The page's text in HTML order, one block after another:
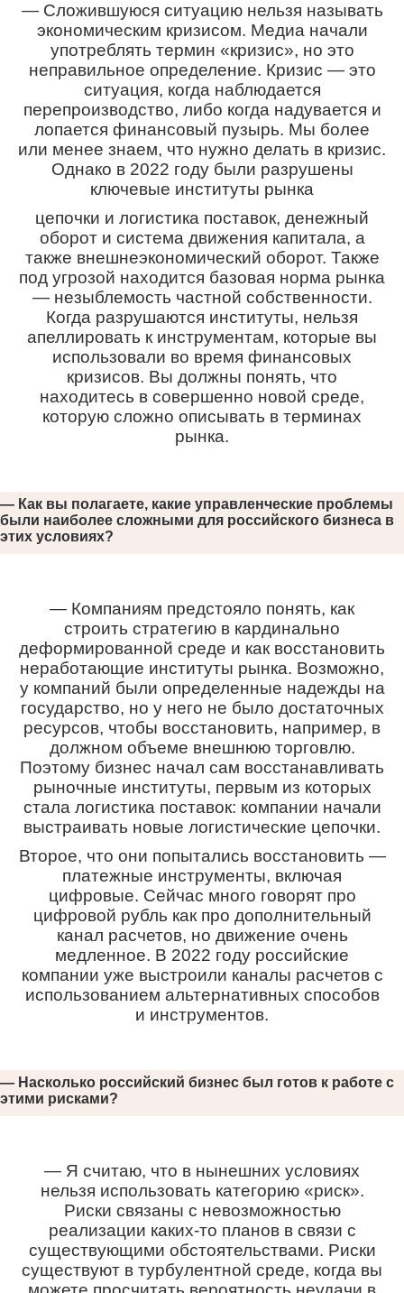
— Сложившуюся ситуацию нельзя называть
экономическим кризисом. Медиа начали
употреблять термин «кризис», но это
неправильное определение. Кризис — это
ситуация, когда наблюдается
перепроизводство, либо когда надувается и
лопается финансовый пузырь. Мы более
или менее знаем, что нужно делать в кризис.
Однако в 2022 году были разрушены
ключевые институты рынка
цепочки и логистика поставок, денежный
оборот и система движения капитала, а
также внешнеэкономический оборот. Также
под угрозой находится базовая норма рынка
— незыблемость частной собственности.
Когда разрушаются институты, нельзя
апеллировать к инструментам, которые вы
использовали во время финансовых
кризисов. Вы должны понять, что
находитесь в совершенно новой среде,
которую сложно описывать в терминах
рынка.
— Как вы полагаете, какие управленческие проблемы
были наиболее сложными для российского бизнеса в
этих условиях?
— Компаниям предстояло понять, как
строить стратегию в кардинально
деформированной среде и как восстановить
неработающие институты рынка. Возможно,
у компаний были определенные надежды на
государство, но у него не было достаточных
ресурсов, чтобы восстановить, например, в
должном объеме внешнюю торговлю.
Поэтому бизнес начал сам восстанавливать
рыночные институты, первым из которых
стала логистика поставок: компании начали
выстраивать новые логистические цепочки.
Второе, что они попытались восстановить —
платежные инструменты, включая
цифровые. Сейчас много говорят про
цифровой рубль как про дополнительный
канал расчетов, но движение очень
медленное. В 2022 году российские
компании уже выстроили каналы расчетов с
использованием альтернативных способов
и инструментов.
— Насколько российский бизнес был готов к работе с
этими рисками?
— Я считаю, что в нынешних условиях
нельзя использовать категорию «риск».
Риски связаны с невозможностью
реализации каких-то планов в связи с
существующими обстоятельствами. Риски
существуют в турбулентной среде, когда вы